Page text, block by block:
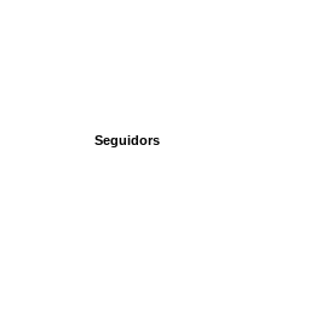
Seguidors